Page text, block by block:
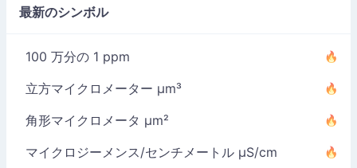
最新のシンボル
100 万分の 1 ppm
立方マイクロメーター µm³
角形マイクロメータ µm²
マイクロジーメンス/センチメートル µS/cm